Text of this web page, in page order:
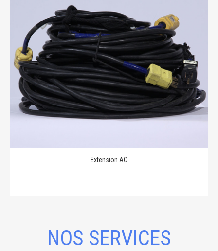
Extension AC
NOS SERVICES